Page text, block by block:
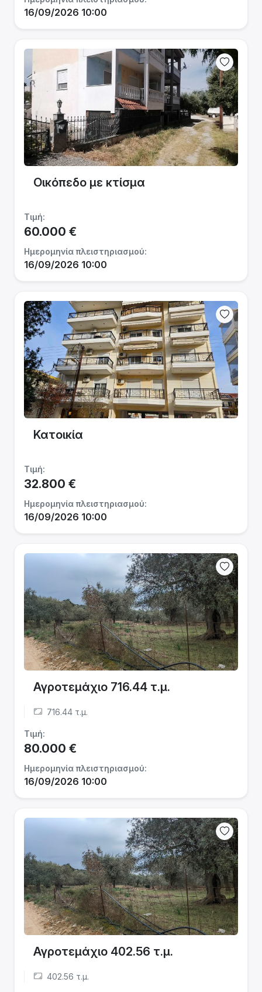
16/09/2026 10:00
Οικόπεδο με κτίσμα
Τιμή:
60.000 €
Ημερομηνία πλειστηριασμού:
16/09/2026 10:00
Κατοικία
Τιμή:
32.800 €
Ημερομηνία πλειστηριασμού:
16/09/2026 10:00
Αγροτεμάχιο 716.44 τ.μ.
716.44 τ.μ.
Τιμή:
80.000 €
Ημερομηνία πλειστηριασμού:
16/09/2026 10:00
Αγροτεμάχιο 402.56 τ.μ.
402.56 τ.μ.